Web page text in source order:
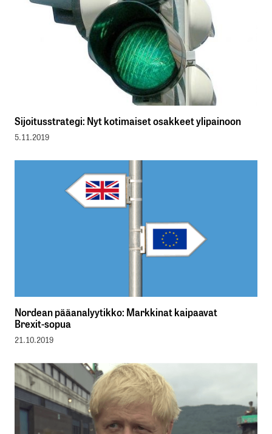
Sijoitusstrategi: Nyt kotimaiset osakkeet ylipainoon
5.11.2019
Nordean pääanalyytikko: Markkinat kaipaavat
Brexit-sopua
21.10.2019